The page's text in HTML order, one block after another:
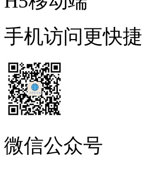
手机访问更快捷
微信公众号